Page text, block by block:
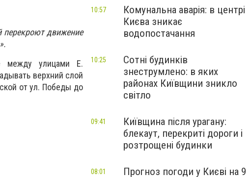
перекроют движение
между улицами Е.
верхний слой
от ул. Победы до
Комунальна аварія: в центрі
Києва зникає
водопостачання
10:57
Сотні будинків
знеструмлено: в яких
районах Київщини зникло
світло
10:25
Київщина після урагану:
блекаут, перекриті дороги і
розтрощені будинки
09:41
Прогноз погоди у Києві на 9
08:01